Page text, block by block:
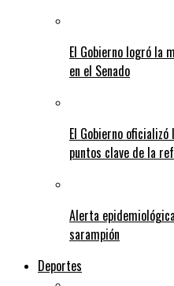
El Gobierno logró la
en el Senado
El Gobierno
puntos clave de la
Alerta
sarampión
Deportes